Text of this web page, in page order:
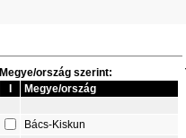
Megye/ország szerint:
Megye/ország
Bács-Kiskun